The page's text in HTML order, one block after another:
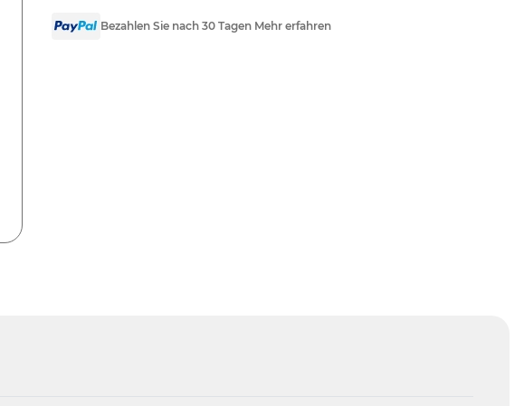
Bezahlen Sie nach 30 Tagen Mehr erfahren